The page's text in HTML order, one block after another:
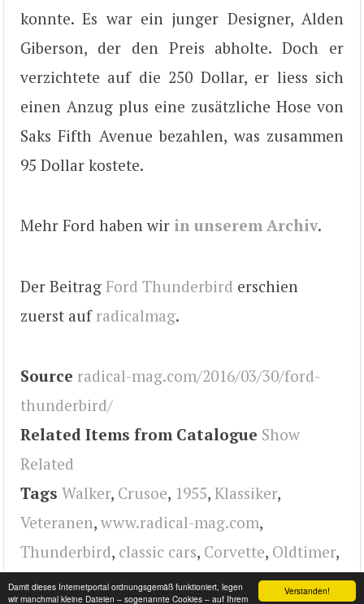
Verstanden!
Damit dieses Internetportal ordnungsgemäß funktioniert, legen
wir manchmal kleine Dateien – sogenannte Cookies – auf Ihrem
konnte. Es war ein junger Designer, Alden
Giberson, der den Preis abholte. Doch er
verzichtete auf die 250 Dollar, er liess sich
einen Anzug plus eine zusätzliche Hose von
Saks Fifth Avenue bezahlen, was zusammen
95 Dollar kostete.
Mehr Ford haben wir in unserem Archiv.
Der Beitrag Ford Thunderbird erschien
zuerst auf radicalmag.
Source radical-mag.com/2016/03/30/ford-
thunderbird/
Related Items from Catalogue Show
Related
Tags Walker, Crusoe, 1955, Klassiker,
Veteranen, www.radical-mag.com,
Thunderbird, classic cars, Corvette, Oldtimer,
radical,Ford